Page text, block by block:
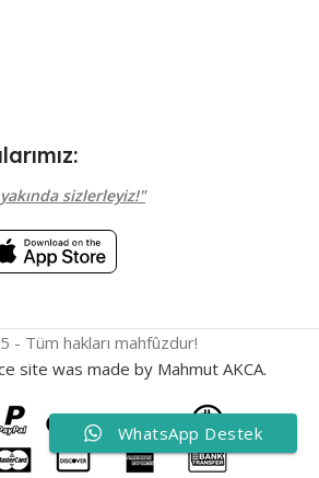
sizlerleyiz!"
- Tüm hakları mahfûzdur!
site was made by Mahmut AKCA.
WhatsApp Destek